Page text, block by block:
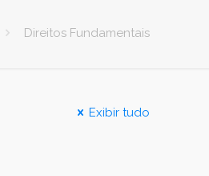
Direitos Fundamentais
Exibir tudo